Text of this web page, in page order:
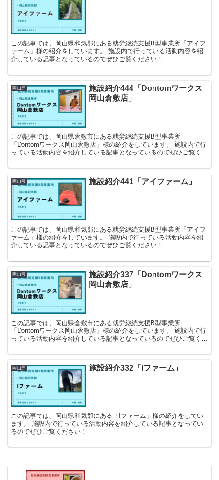
この記事では、岡山県和気郡にある就労継続支援B型事業所「アイフ
ァーム」様の紹介をしています。 施設内で行っている活動内容を紹
介している記事となっているのでぜひご覧ください！
岡山県
施設紹介444「Dontomワークス
岡山倉敷店」
この記事では、岡山県倉敷市にある就労継続支援B型事業所
「Dontomワークス岡山倉敷店」様の紹介をしています。 施設内で行
っている活動内容を紹介している記事となっているのでぜひご覧くだ
岡山県 施設紹介441「アイファーム」
この記事では、岡山県和気郡にある就労継続支援B型事業所「アイフ
ァーム」様の紹介をしています。 施設内で行っている活動内容を紹
介している記事となっているのでぜひご覧ください！
岡山県
施設紹介337「Dontomワークス
岡山倉敷店」
この記事では、岡山県倉敷市にある就労継続支援B型事業所
「Dontomワークス岡山倉敷店」様の紹介をしています。 施設内で行
っている活動内容を紹介している記事となっているのでぜひご覧くだ
岡山県 施設紹介332「Iファーム」
この記事では、岡山県和気郡にある「Iファーム」様の紹介をしてい
ます。 施設内で行っている活動内容を紹介している記事となってい
るのでぜひご覧ください！